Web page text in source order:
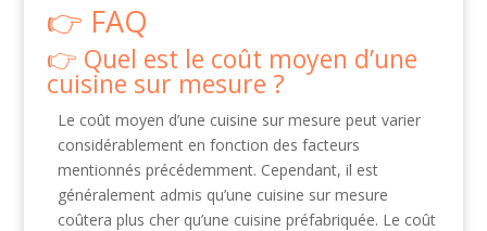
FAQ
Quel est le coût moyen d’une
cuisine sur mesure ?
Le coût moyen d’une cuisine sur mesure peut varier
considérablement en fonction des facteurs
mentionnés précédemment. Cependant, il est
généralement admis qu’une cuisine sur mesure
coûtera plus cher qu’une cuisine préfabriquée. Le coût